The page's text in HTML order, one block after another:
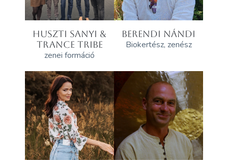
HUSZTI SANYI &
TRANCE TRIBE
zenei formáció
BERENDI NÁNDI
Biokertész, zenész